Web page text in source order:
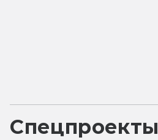
Спецпроекты